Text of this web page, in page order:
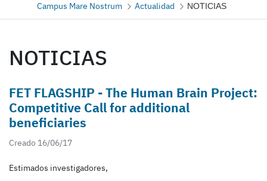
Campus Mare Nostrum Actualidad NOTICIAS
NOTICIAS
FET FLAGSHIP - The Human Brain Project:
Competitive Call for additional
beneficiaries
Creado 16/06/17
Estimados investigadores,